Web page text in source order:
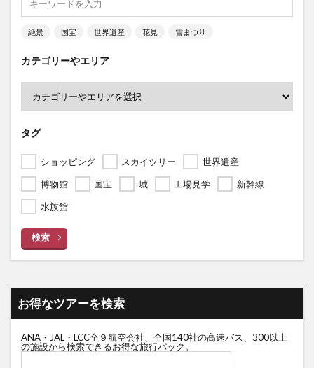
絶景 国宝 世界遺産 花見 雪まつり
カテゴリーやエリア
タグ
ショッピング スカイツリー
世界遺産
博物館
国宝 城 工場見学
新幹線
水族館
検索
お得なツアーを検索
ANA・JAL・LCC全９航空会社、全国140社の高速バス、300以上
の施設から検索できるお得な旅行パック。